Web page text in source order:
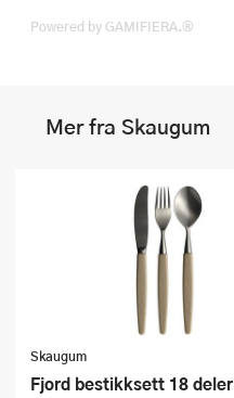
Powered by GAMIFIERA.®
Mer fra Skaugum
Skaugum
Fjord bestikksett 18 deler